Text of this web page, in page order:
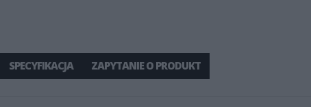
SPECYFIKACJA ZAPYTANIE O PRODUKT